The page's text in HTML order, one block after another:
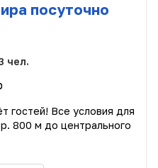
посуточно
чел.
гостей! Все условия для
800 м до центрального